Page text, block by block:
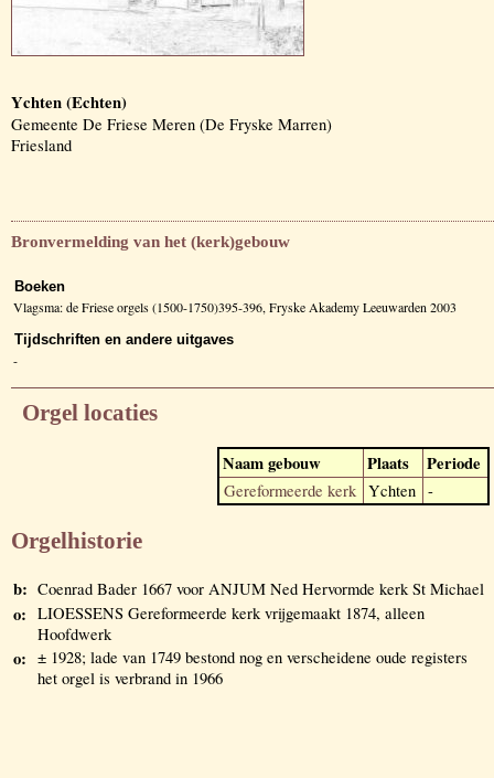
Ychten (Echten)
Gemeente De Friese Meren (De Fryske Marren)
Friesland
Bronvermelding van het (kerk)gebouw
Boeken
Vlagsma: de Friese orgels (1500-1750)395-396, Fryske Akademy Leeuwarden 2003
Tijdschriften en andere uitgaves
-
Orgel locaties
Naam gebouw Plaats Periode
Gereformeerde kerk Ychten -
Orgelhistorie
b: Coenrad Bader 1667 voor ANJUM Ned Hervormde kerk St Michael
o: LIOESSENS Gereformeerde kerk vrijgemaakt 1874, alleen
Hoofdwerk
o: ± 1928; lade van 1749 bestond nog en verscheidene oude registers
het orgel is verbrand in 1966